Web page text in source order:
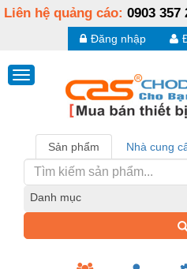
Liên hệ quảng cáo: 0903 357
Đăng nhập
Sản phẩm Nhà cung
Danh mục